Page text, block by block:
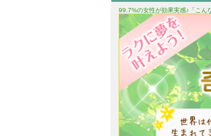
99.7%の女性が効果実感♪「こん